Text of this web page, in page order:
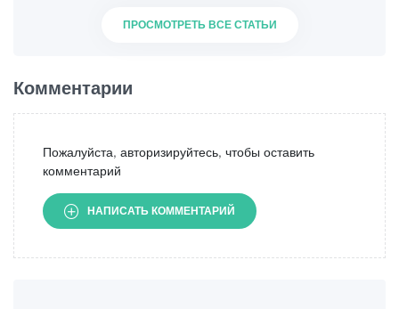
ПРОСМОТРЕТЬ ВСЕ СТАТЬИ
Комментарии
Пожалуйста, авторизируйтесь, чтобы оставить
комментарий
НАПИСАТЬ КОММЕНТАРИЙ